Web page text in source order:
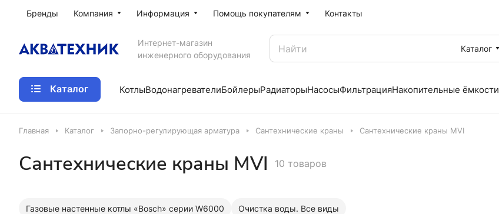
Бренды Компания Информация Помощь покупателям Контакты
Интернет-магазин
инженерного оборудования
Каталог
Каталог КотлыВодонагревателиБойлерыРадиаторыНасосыФильтрацияНакопительные ёмкости
Главная Каталог Запорно-регулирующая арматура Сантехнические краны Сантехнические краны MVI
Сантехнические краны MVI 10 товаров
Газовые настенные котлы «Bosch» серии W6000 Очистка воды. Все виды